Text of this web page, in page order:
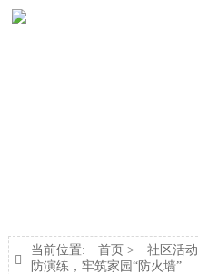

当前位置: 首页 > 社区活动
防演练，牢筑家园“防火墙”